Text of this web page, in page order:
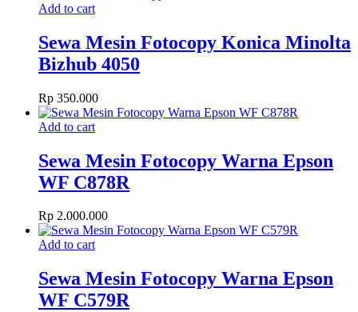
Add to cart
Sewa Mesin Fotocopy Konica Minolta
Bizhub 4050
Rp 350.000
Add to cart
Sewa Mesin Fotocopy Warna Epson
WF C878R
Rp 2.000.000
Add to cart
Sewa Mesin Fotocopy Warna Epson
WF C579R